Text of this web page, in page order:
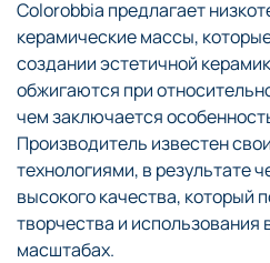
Colorobbia предлагает
керамические массы,
создании эстетичной
обжигаются при
чем заключается
Производитель известен
технологиями, в результате
высокого качества, который
творчества и
масштабах.